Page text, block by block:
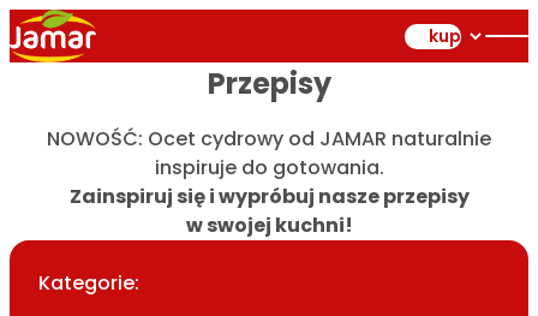
kup
Przepisy
NOWOŚĆ: Ocet cydrowy od JAMAR naturalnie
inspiruje do gotowania.
Zainspiruj się i wypróbuj nasze przepisy
w swojej kuchni!
Kategorie: